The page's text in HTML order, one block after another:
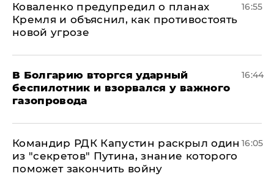
Коваленко предупредил о планах
Кремля и объяснил, как противостоять
новой угрозе
16:55
В Болгарию вторгся ударный
беспилотник и взорвался у важного
газопровода
16:44
Командир РДК Капустин раскрыл один
из "секретов" Путина, знание которого
поможет закончить войну
16:05